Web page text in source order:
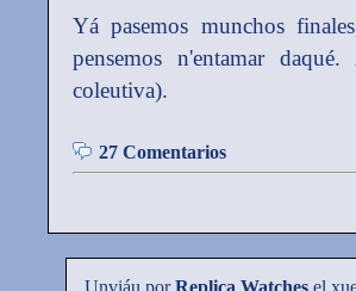
Yá pasemos munchos
pensemos n'entamar
coleutiva).
27 Comentarios